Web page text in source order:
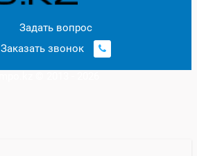
Задать вопрос
Заказать звонок